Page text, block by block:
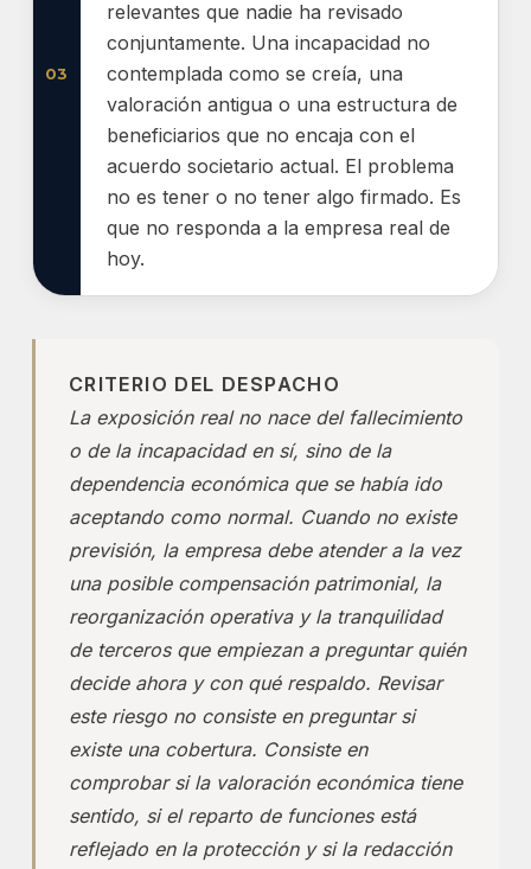
03
relevantes que nadie ha revisado
conjuntamente. Una incapacidad no
contemplada como se creía, una
valoración antigua o una estructura de
beneficiarios que no encaja con el
acuerdo societario actual. El problema
no es tener o no tener algo firmado. Es
que no responda a la empresa real de
hoy.
CRITERIO DEL DESPACHO
La exposición real no nace del fallecimiento
o de la incapacidad en sí, sino de la
dependencia económica que se había ido
aceptando como normal. Cuando no existe
previsión, la empresa debe atender a la vez
una posible compensación patrimonial, la
reorganización operativa y la tranquilidad
de terceros que empiezan a preguntar quién
decide ahora y con qué respaldo. Revisar
este riesgo no consiste en preguntar si
existe una cobertura. Consiste en
comprobar si la valoración económica tiene
sentido, si el reparto de funciones está
reflejado en la protección y si la redacción